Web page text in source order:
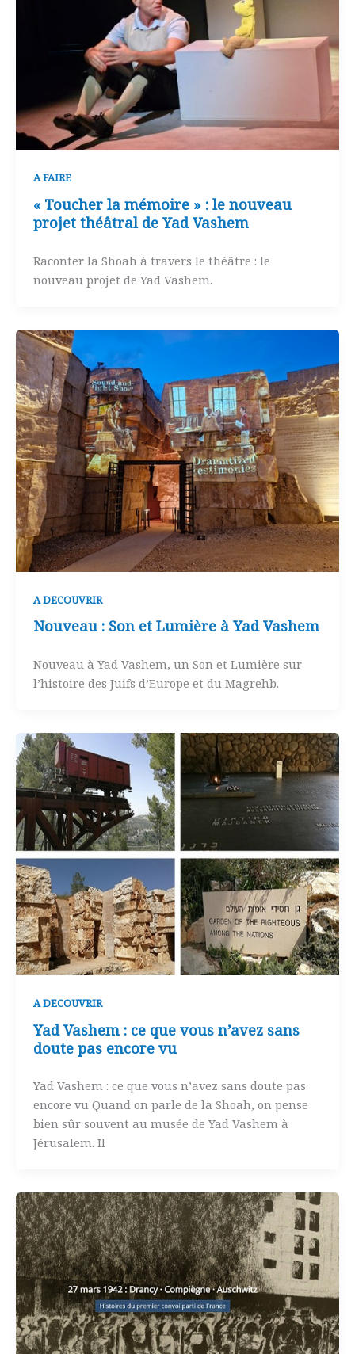
A FAIRE
« Toucher la mémoire » : le nouveau
projet théâtral de Yad Vashem
Raconter la Shoah à travers le théâtre : le
nouveau projet de Yad Vashem.
A DECOUVRIR
Nouveau : Son et Lumière à Yad Vashem
Nouveau à Yad Vashem, un Son et Lumière sur
l’histoire des Juifs d’Europe et du Magrehb.
A DECOUVRIR
Yad Vashem : ce que vous n’avez sans
doute pas encore vu
Yad Vashem : ce que vous n’avez sans doute pas
encore vu Quand on parle de la Shoah, on pense
bien sûr souvent au musée de Yad Vashem à
Jérusalem. Il